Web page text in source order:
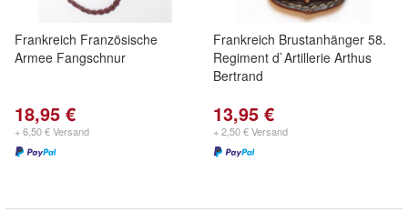
Frankreich Französische
Armee Fangschnur
18,95 €
+ 6,50 € Versand
Frankreich Brustanhänger 58.
Regiment d`Artillerie Arthus
Bertrand
13,95 €
+ 2,50 € Versand